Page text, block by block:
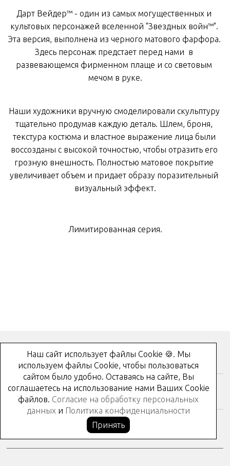
Дарт Вейдер™ - один из самых могущественных и
культовых персонажей вселенной "Звездных войн™"
Эта версия выполнена из черного матового фарфора.
Здесь персонаж предстает перед нами в
развевающемся фирменном плаще и со световым
мечом в руке.
Наши художники вручную смоделировали
скульптуру
тщательно продумав каждую деталь Шлем броня
текстура костюма и властное выражение лица были
воссозданы с высокой точностью чтобы отразить его
грозную внешность Полностью матовое покрытие
увеличивает объем и придает образу поразительный
визуальный эффект.
Лимитированная серия.
Как купить?
Контакты
Наш сайт использует файлы Cookie 🍪. Мы
используем файлы Cookie, чтобы пользоваться
сайтом было удобно. Оставаясь на сайте, Вы
соглашаетесь на использование нами Ваших Cookie
файлов. Согласие на обработку персональных
данных и Политика конфиденциальности
Принять